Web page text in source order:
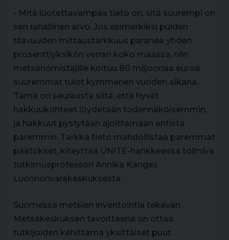
- Mitä luotettavampaa tieto on, sitä suurempi on
sen rahallinen arvo. Jos esimerkiksi puiden
tilavuuden mittaustarkkuus paranee yhden
prosenttiyksikön verran koko maassa, niin
metsänomistajille koituu 80 miljoonaa euroa
suuremmat tulot kymmenen vuoden aikana.
Tämä on seurausta siitä, että hyvät
hakkuukohteet löydetään todennäköisemmin,
ja hakkuut pystytään ajoittamaan entistä
paremmin. Tarkka tieto mahdollistaa paremmat
päätökset, kiteyttää UNITE-hankkeessa toimiva
tutkimusprofessori Annika Kangas
Luonnonvarakeskuksesta.
Suomessa metsien inventointia tekevän
Metsäkeskuksen tavoitteena on ottaa
tutkijoiden kehittämä yksittäiset puut